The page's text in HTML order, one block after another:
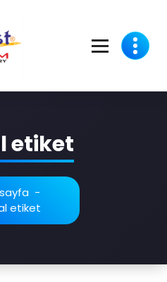
etiket
-
etiket